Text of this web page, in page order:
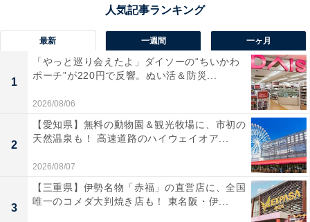
最新 一週間 一ヶ月
1
「やっと巡り会えたよ」ダイソーの“ちいかわ
ポーチ”が220円で反響。ぬい活＆防災...
2026/08/06
2
【愛知県】無料の動物園＆観光牧場に、市初の
天然温泉も！ 高速道路のハイウェイオア...
2026/08/07
3
【三重県】伊勢名物「赤福」の直営店に、全国
唯一のコメダ大判焼き店も！ 東名阪・伊...